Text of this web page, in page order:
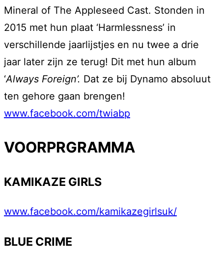
Mineral of The Appleseed Cast. Stonden in
2015 met hun plaat ‘Harmlessness’ in
verschillende jaarlijstjes en nu twee a drie
jaar later zijn ze terug! Dit met hun album
‘Always Foreign’. Dat ze bij Dynamo absoluut
ten gehore gaan brengen!
www.facebook.com/twiabp
VOORPRGRAMMA
KAMIKAZE GIRLS
www.facebook.com/kamikazegirlsuk/
BLUE CRIME